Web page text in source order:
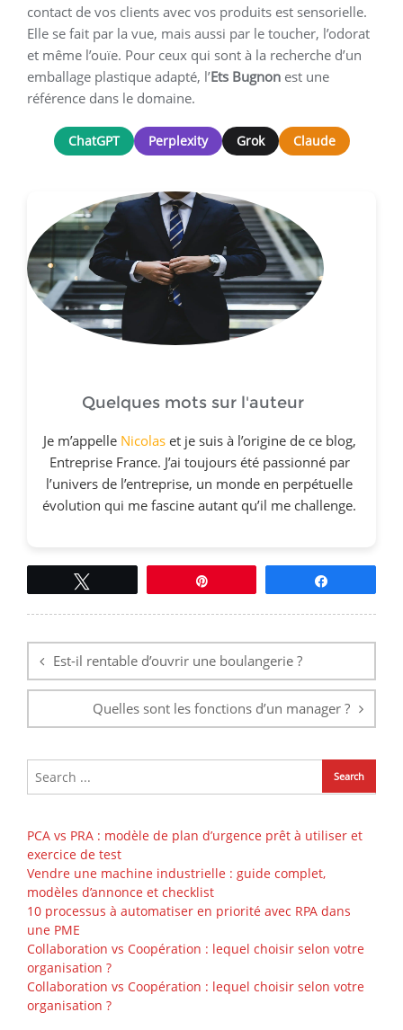
contact de vos clients avec vos produits est sensorielle.
Elle se fait par la vue, mais aussi par le toucher, l’odorat
et même l’ouïe. Pour ceux qui sont à la recherche d’un
emballage plastique adapté, l’Ets Bugnon est une
référence dans le domaine.
ChatGPT Perplexity Grok Claude
Quelques mots sur l'auteur
Je m’appelle Nicolaset je suis à l’origine de ce blog,
Entreprise France. J’ai toujours été passionné par
l’univers de l’entreprise, un monde en perpétuelle
évolution qui me fascine autant qu’il me challenge.
de
l’articleEst-il rentable d’ouvrir une boulangerie ?
Quelles sont les fonctions d’un manager ?
PCA vs PRA : modèle de plan d’urgence prêt à utiliser et
exercice de test
Vendre une machine industrielle : guide complet,
modèles d’annonce et checklist
10 processus à automatiser en priorité avec RPA dans
une PME
Collaboration vs Coopération : lequel choisir selon votre
organisation ?
Collaboration vs Coopération : lequel choisir selon votre
organisation ?